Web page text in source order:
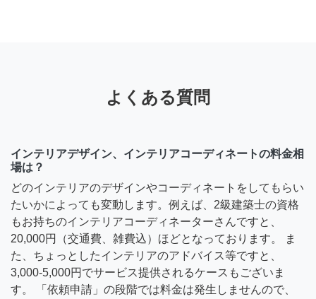
よくある質問
インテリアデザイン、インテリアコーディネートの料金相
場は？
どのインテリアのデザインやコーディネートをしてもらい
たいかによっても変動します。例えば、2級建築士の資格
もお持ちのインテリアコーディネーターさんですと、
20,000円（交通費、雑費込）ほどとなっております。 ま
た、ちょっとしたインテリアのアドバイス等ですと、
3,000-5,000円でサービス提供されるケースもございま
す。 「依頼申請」の段階では料金は発生しませんので、